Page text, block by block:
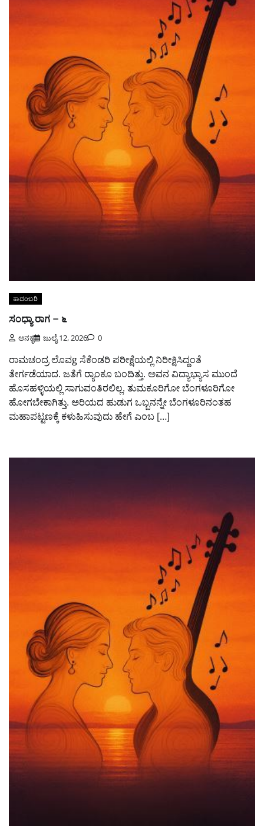
ಕಾದಂಬರಿ
ಸಂಧ್ಯಾ ರಾಗ – ೬
ಅನಕೃ ಜುಲೈ 12, 2026 0
ರಾಮಚಂದ್ರ ಲೊವg ಸೆಕೆಂಡರಿ ಪರೀಕ್ಷೆಯಲ್ಲಿ ನಿರೀಕ್ಷಿಸಿದ್ದಂತೆ
ತೇರ್ಗಡೆಯಾದ. ಜತೆಗೆ ರ್‍ಯಾಂಕೂ ಬಂದಿತ್ತು. ಅವನ ವಿದ್ಯಾಭ್ಯಾಸ ಮುಂದೆ
ಹೊಸಹಳ್ಳಿಯಲ್ಲಿ ಸಾಗುವಂತಿರಲಿಲ್ಲ. ತುಮಕೂರಿಗೋ ಬೆಂಗಳೂರಿಗೋ
ಹೋಗಬೇಕಾಗಿತ್ತು. ಅರಿಯದ ಹುಡುಗ ಒಬ್ಬನನ್ನೇ ಬೆಂಗಳೂರಿನಂತಹ
ಮಹಾಪಟ್ಟಣಕ್ಕೆ ಕಳುಹಿಸುವುದು ಹೇಗೆ ಎಂಬ […]